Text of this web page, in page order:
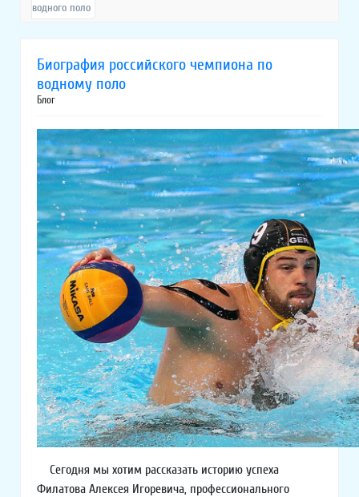
водного поло
Биография российского чемпиона по
водному поло
Блог
Сегодня мы хотим рассказать историю успеха
Филатова Алексея Игоревича, профессионального